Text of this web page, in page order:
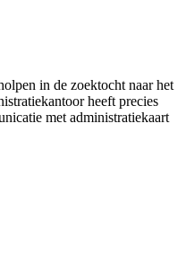
in de zoektocht naar het
heeft precies
met administratiekaart